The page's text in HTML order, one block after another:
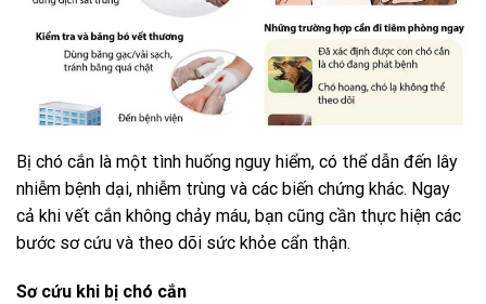
Bị chó cắn là một tình huống nguy hiểm, có thể dẫn đến lây
nhiễm bệnh dại, nhiễm trùng và các biến chứng khác. Ngay
cả khi vết cắn không chảy máu, bạn cũng cần thực hiện các
bước sơ cứu và theo dõi sức khỏe cẩn thận.
Sơ cứu khi bị chó cắn